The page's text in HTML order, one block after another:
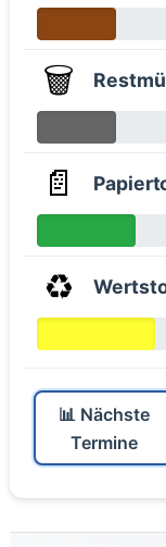
🗑️
📄
♻️
📊 Nächste
Termine